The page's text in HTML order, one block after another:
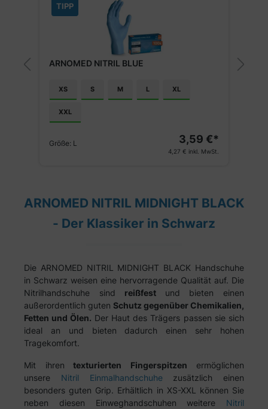
TIPP
ARNOMED NITRIL BLUE
XS S M L XL
XXL
Größe: L 3,59 €*
4,27 € inkl. MwSt.
ARNOMED NITRIL MIDNIGHT BLACK
- Der Klassiker in Schwarz
Die ARNOMED NITRIL MIDNIGHT BLACK Handschuhe
in Schwarz weisen eine hervorragende Qualität auf. Die
Nitrilhandschuhe sind reißfest und bieten einen
außerordentlich guten Schutz gegenüber Chemikalien,
Fetten und Ölen. Der Haut des Trägers passen sie sich
ideal an und bieten dadurch einen sehr hohen
Tragekomfort.
Mit ihren texturierten Fingerspitzen ermöglichen
unsere Nitril Einmalhandschuhezusätzlich einen
besonders guten Grip. Erhältlich in XS-XXL können Sie
neben diesen Einweghandschuhen weitere Nitril